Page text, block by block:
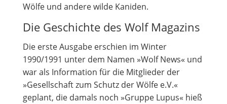
Wölfe und andere wilde Kaniden.
Die Geschichte des Wolf Magazins
Die erste Ausgabe erschien im Winter
1990/1991 unter dem Namen »Wolf News« und
war als Information für die Mitglieder der
»Gesellschaft zum Schutz der Wölfe e.V.«
geplant, die damals noch »Gruppe Lupus« hieß